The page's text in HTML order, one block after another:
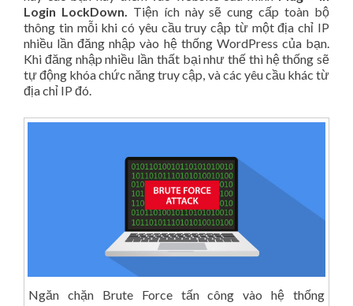
Login LockDown. Tiện ích này sẽ cung cấp toàn bộ
thông tin mỗi khi có yêu cầu truy cập từ một địa chỉ IP
nhiều lần đăng nhập vào hệ thống WordPress của bạn.
Khi đăng nhập nhiều lần thất bại như thế thì hệ thống sẽ
tự động khóa chức năng truy cập, và các yêu cầu khác từ
địa chỉ IP đó.
Ngăn chặn Brute Force tấn công vào hệ thống